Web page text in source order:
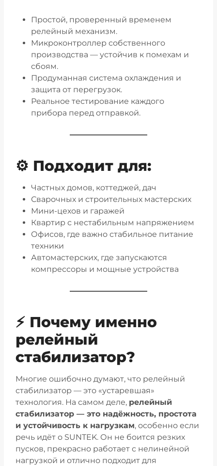
Простой, проверенный временем
релейный механизм.
Микроконтроллер собственного
производства — устойчив к помехам и
сбоям.
Продуманная система охлаждения и
защита от перегрузок.
Реальное тестирование каждого
прибора перед отправкой.
⚙️ Подходит для:
Частных домов, коттеджей, дач
Сварочных и строительных мастерских
Мини-цехов и гаражей
Квартир с нестабильным напряжением
Офисов, где важно стабильное питание
техники
Автомастерских, где запускаются
компрессоры и мощные устройства
⚡ Почему именно
релейный
стабилизатор?
Многие ошибочно думают, что релейный
стабилизатор — это «устаревшая»
технология. На самом деле, релейный
стабилизатор — это надёжность, простота
и устойчивость к нагрузкам, особенно если
речь идёт о SUNTEK. Он не боится резких
пусков, прекрасно работает с нелинейной
нагрузкой и отлично подходит для